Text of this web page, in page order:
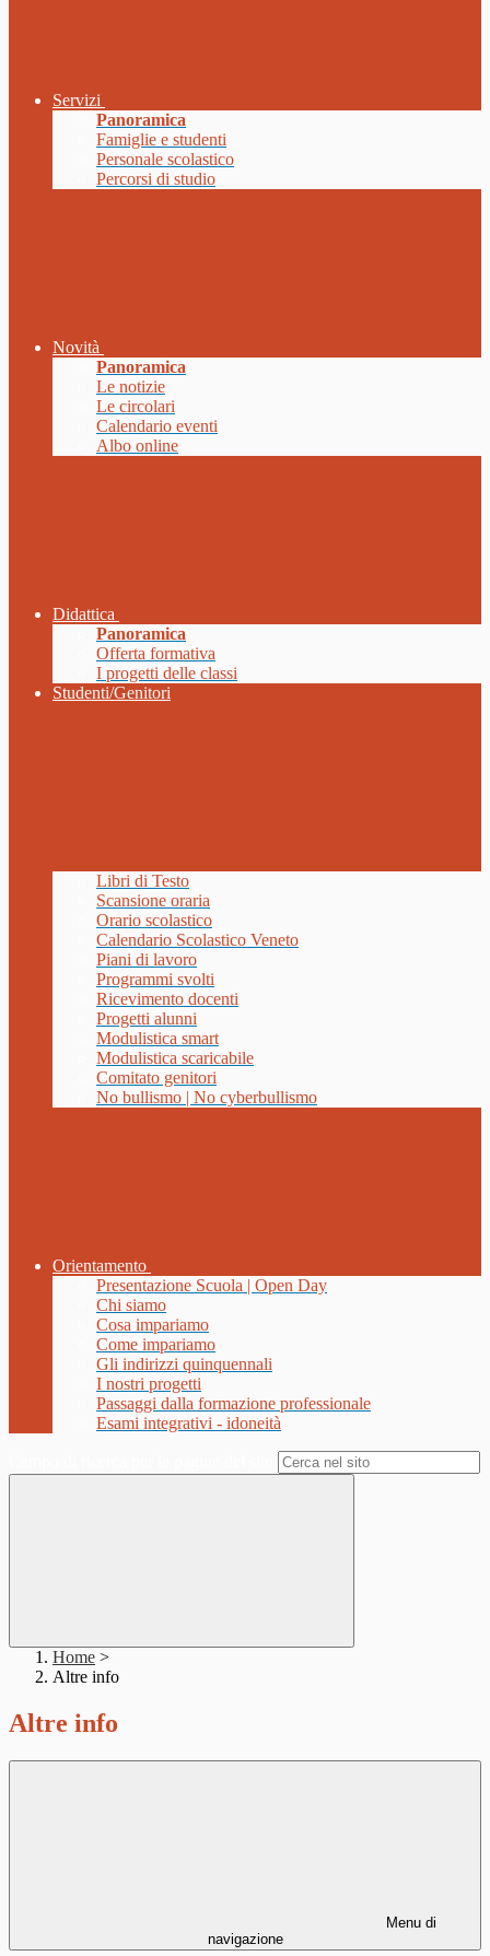
Servizi
Panoramica
Famiglie e studenti
Personale scolastico
Percorsi di studio
Novità
Panoramica
Le notizie
Le circolari
Calendario eventi
Albo online
Didattica
Panoramica
Offerta formativa
I progetti delle classi
Studenti/Genitori
Libri di Testo
Scansione oraria
Orario scolastico
Calendario Scolastico Veneto
Piani di lavoro
Programmi svolti
Ricevimento docenti
Progetti alunni
Modulistica smart
Modulistica scaricabile
Comitato genitori
No bullismo | No cyberbullismo
Orientamento
Presentazione Scuola | Open Day
Chi siamo
Cosa impariamo
Come impariamo
Gli indirizzi quinquennali
I nostri progetti
Passaggi dalla formazione professionale
Esami integrativi - idoneità
Home >
Altre info
Altre info
Menu di
navigazione